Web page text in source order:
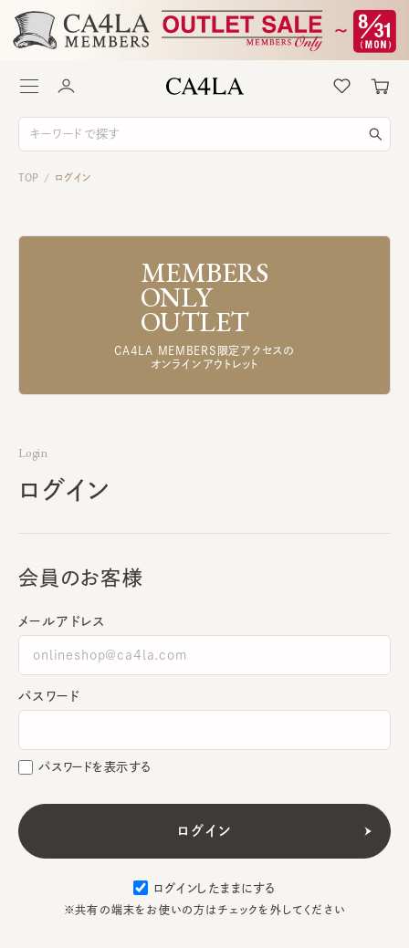
TOP / ログイン
MEMBERS
ONLY
OUTLET
CA4LA MEMBERS限定アクセスの
オンラインアウトレット
Login
ログイン
会員のお客様
メールアドレス
パスワード
パスワードを表示する
ログインしたままにする
※共有の端末をお使いの方はチェックを外してください